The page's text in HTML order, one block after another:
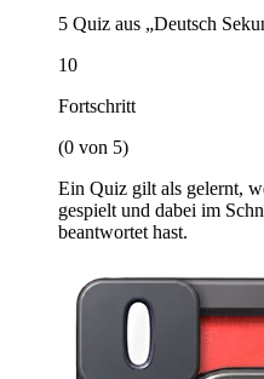
5 Quiz aus „Deutsch
10
Fortschritt
(0 von 5)
Ein Quiz gilt als gelernt,
gespielt und dabei im
beantwortet hast.